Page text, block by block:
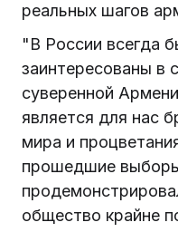
реальных шагов
"В России всегда
заинтересованы в
суверенной
является для нас
мира и
прошедшие
общество крайне